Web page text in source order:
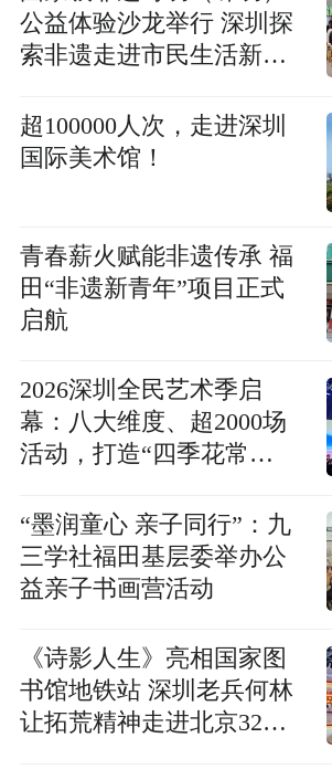
公益体验沙龙举行 深圳探
索非遗走进市民生活新路
超100000人次，走进深圳
国际美术馆！
青春薪火赋能非遗传承 福
田“非遗新青年”项目正式
启航
2026深圳全民艺术季启
幕：八大维度、超2000场
活动，打造“四季花常
“墨润童心 亲子同行”：九
三学社福田基层委举办公
益亲子书画营活动
《诗影人生》亮相国家图
书馆地铁站 深圳老兵何林
让拓荒精神走进北京32届